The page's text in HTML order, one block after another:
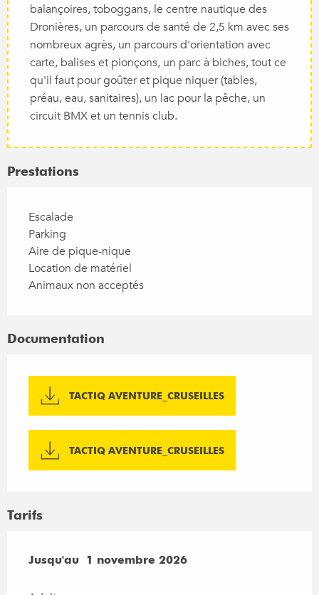
balançoires, toboggans, le centre nautique des
Dronières, un parcours de santé de 2,5 km avec ses
nombreux agrès, un parcours d'orientation avec
carte, balises et pionçons, un parc à biches, tout ce
qu'il faut pour goûter et pique niquer (tables,
préau, eau, sanitaires), un lac pour la pêche, un
circuit BMX et un tennis club.
Prestations
Escalade
Parking
Aire de pique-nique
Location de matériel
Animaux non acceptés
Documentation
TACTIQ AVENTURE_CRUSEILLES
TACTIQ AVENTURE_CRUSEILLES
Tarifs
Du4 avril 2026au1 novembre 2026
Jusqu'au 1 novembre 2026